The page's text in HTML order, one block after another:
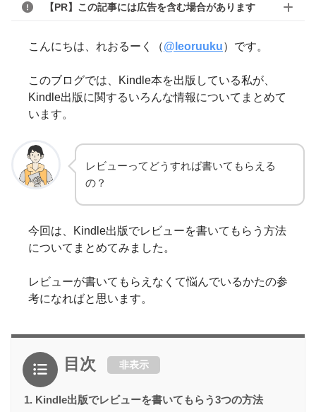
【PR】この記事には広告を含む場合があります
こんにちは、れおるーく（@leoruuku）です。
このブログでは、Kindle本を出版している私が、
Kindle出版に関するいろんな情報についてまとめて
います。
レビューってどうすれば書いてもらえる
の？
今回は、Kindle出版でレビューを書いてもらう方法
についてまとめてみました。
レビューが書いてもらえなくて悩んでいるかたの参
考になればと思います。
目次 非表示
Kindle出版でレビューを書いてもらう3つの方法